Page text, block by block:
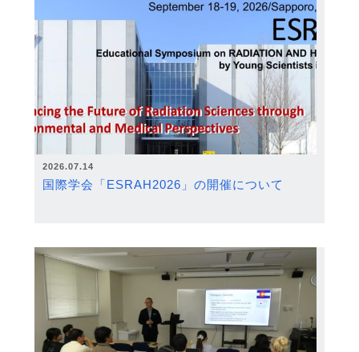
2026.07.14
国際学会「ESRAH2026」の開催について